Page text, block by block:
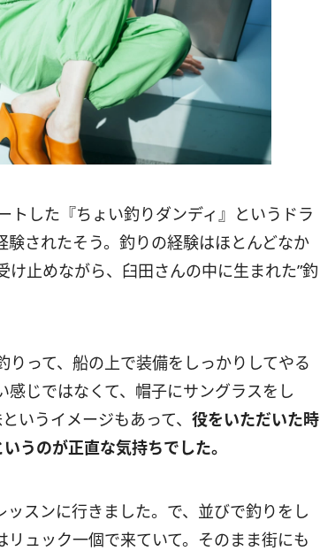
トした『ちょい釣りダンディ』というドラ
されたそう。釣りの経験はほとんどなか
止めながら、臼田さんの中に生まれた”釣
りって、船の上で装備をしっかりしてやる
じではなくて、帽子にサングラスをし
いうイメージもあって、 役をいただいた時
うのが正直な気持ちでした。
スンに行きました。で、並びで釣りをし
ュック一個で来ていて。そのまま街にも